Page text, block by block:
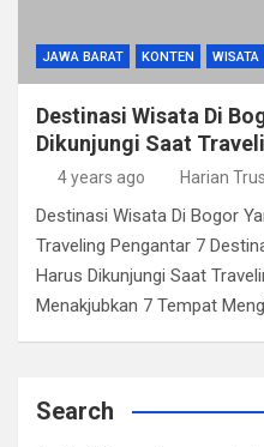
JAWA BARAT KONTEN WISATA
Destinasi Wisata Di
Dikunjungi Saat
4 years ago Harian
Destinasi Wisata Di Bogor
Traveling Pengantar 7
Harus Dikunjungi Saat
Menakjubkan 7 Tempat
Search